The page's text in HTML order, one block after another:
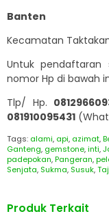
Banten
Kecamatan
Untuk
nomor Hp di bawah
Tlp/ Hp.
081910095431
Tags: alami, api, azimat,
Ganteng, gemstone,inti,
padepokan,Pangeran,
Senjata, Sukma, Susuk,
Produk Terkait